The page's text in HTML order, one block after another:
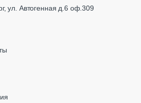
ул. Автогенная д.6 оф.309